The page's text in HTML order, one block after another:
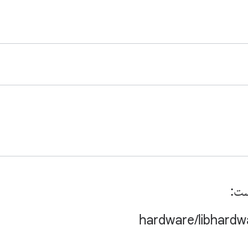
hardware/